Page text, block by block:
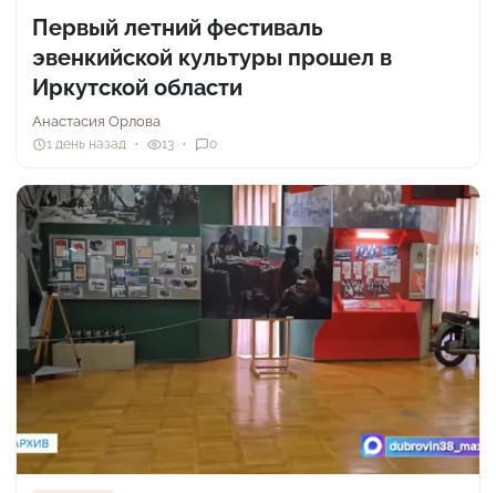
Первый летний фестиваль
эвенкийской культуры прошел в
Иркутской области
Анастасия Орлова
1 день назад 13 0